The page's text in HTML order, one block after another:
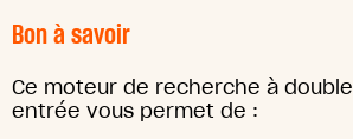
Bon à savoir
Ce moteur de recherche à double
entrée vous permet de :